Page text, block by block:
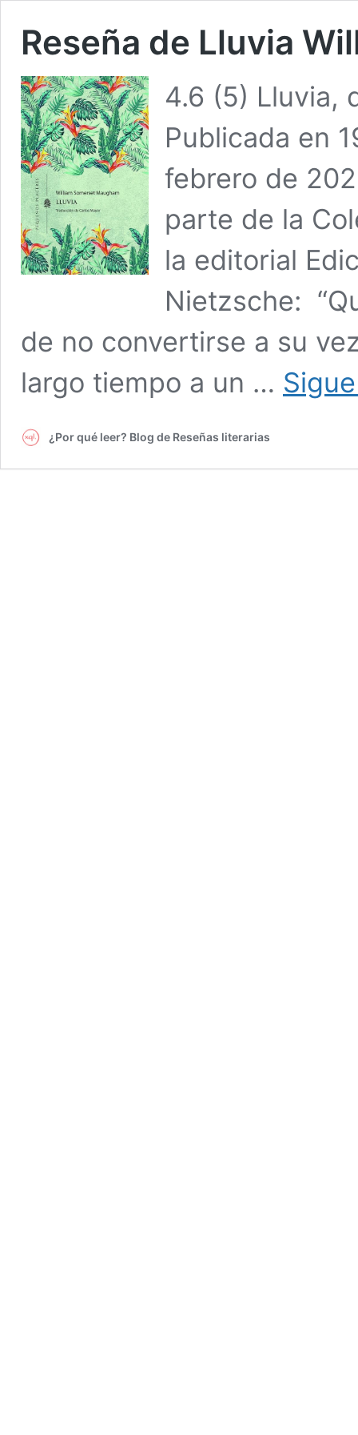
Reseña de Lluvia
4.6 (5) Lluvia,
Publicada en
febrero de
parte de la
la editorial
Nietzsche:
de no convertirse a su
largo tiempo a un …
¿Por qué leer? Blog de Reseñas literarias